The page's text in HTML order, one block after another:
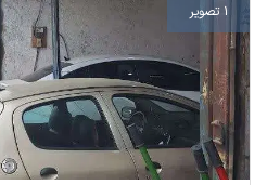
1 تصویر